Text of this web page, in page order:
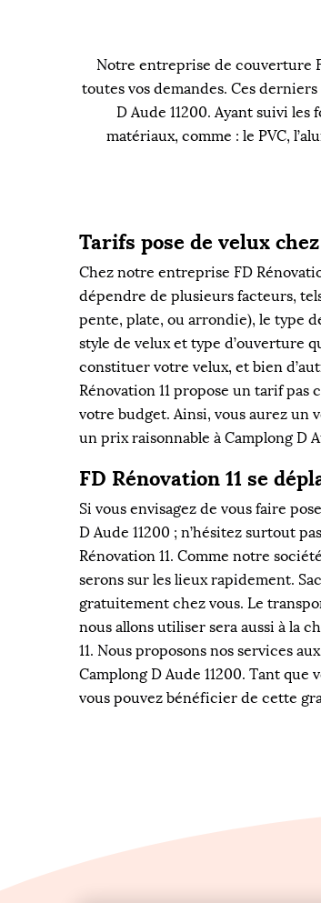
Notre entreprise de couverture
toutes vos demandes. Ces
D Aude 11200. Ayant suivi
matériaux, comme : le PVC,
Tarifs pose de velux
Chez notre entreprise FD
dépendre de plusieurs facteurs,
pente, plate, ou arrondie), le type
style de velux et type d’ouverture
constituer votre velux, et bien
Rénovation 11 propose un tarif
votre budget. Ainsi, vous aurez un
un prix raisonnable à Camplong D
FD Rénovation 11 se
Si vous envisagez de vous faire
D Aude 11200 ; n’hésitez surtout
Rénovation 11. Comme notre
serons sur les lieux rapidement.
gratuitement chez vous. Le
nous allons utiliser sera aussi à la
11. Nous proposons nos services
Camplong D Aude 11200. Tant que
vous pouvez bénéficier de cette